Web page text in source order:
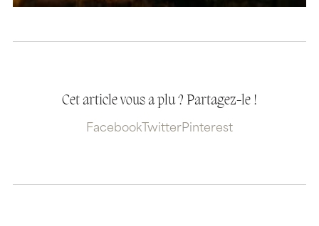
Cet article vous a plu ? Partagez-le !
Facebook TwitterPinterest